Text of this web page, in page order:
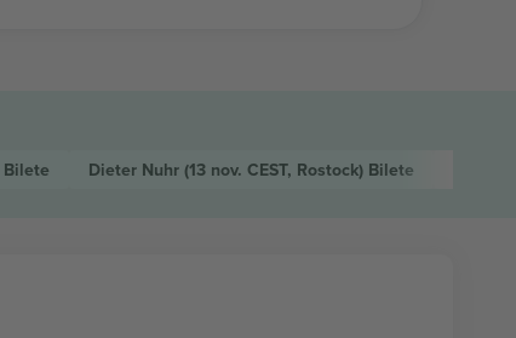
Bilete Dieter Nuhr (13 nov. CEST, Rostock) Bilete